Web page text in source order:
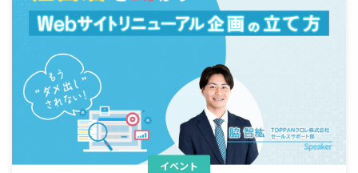
イベント